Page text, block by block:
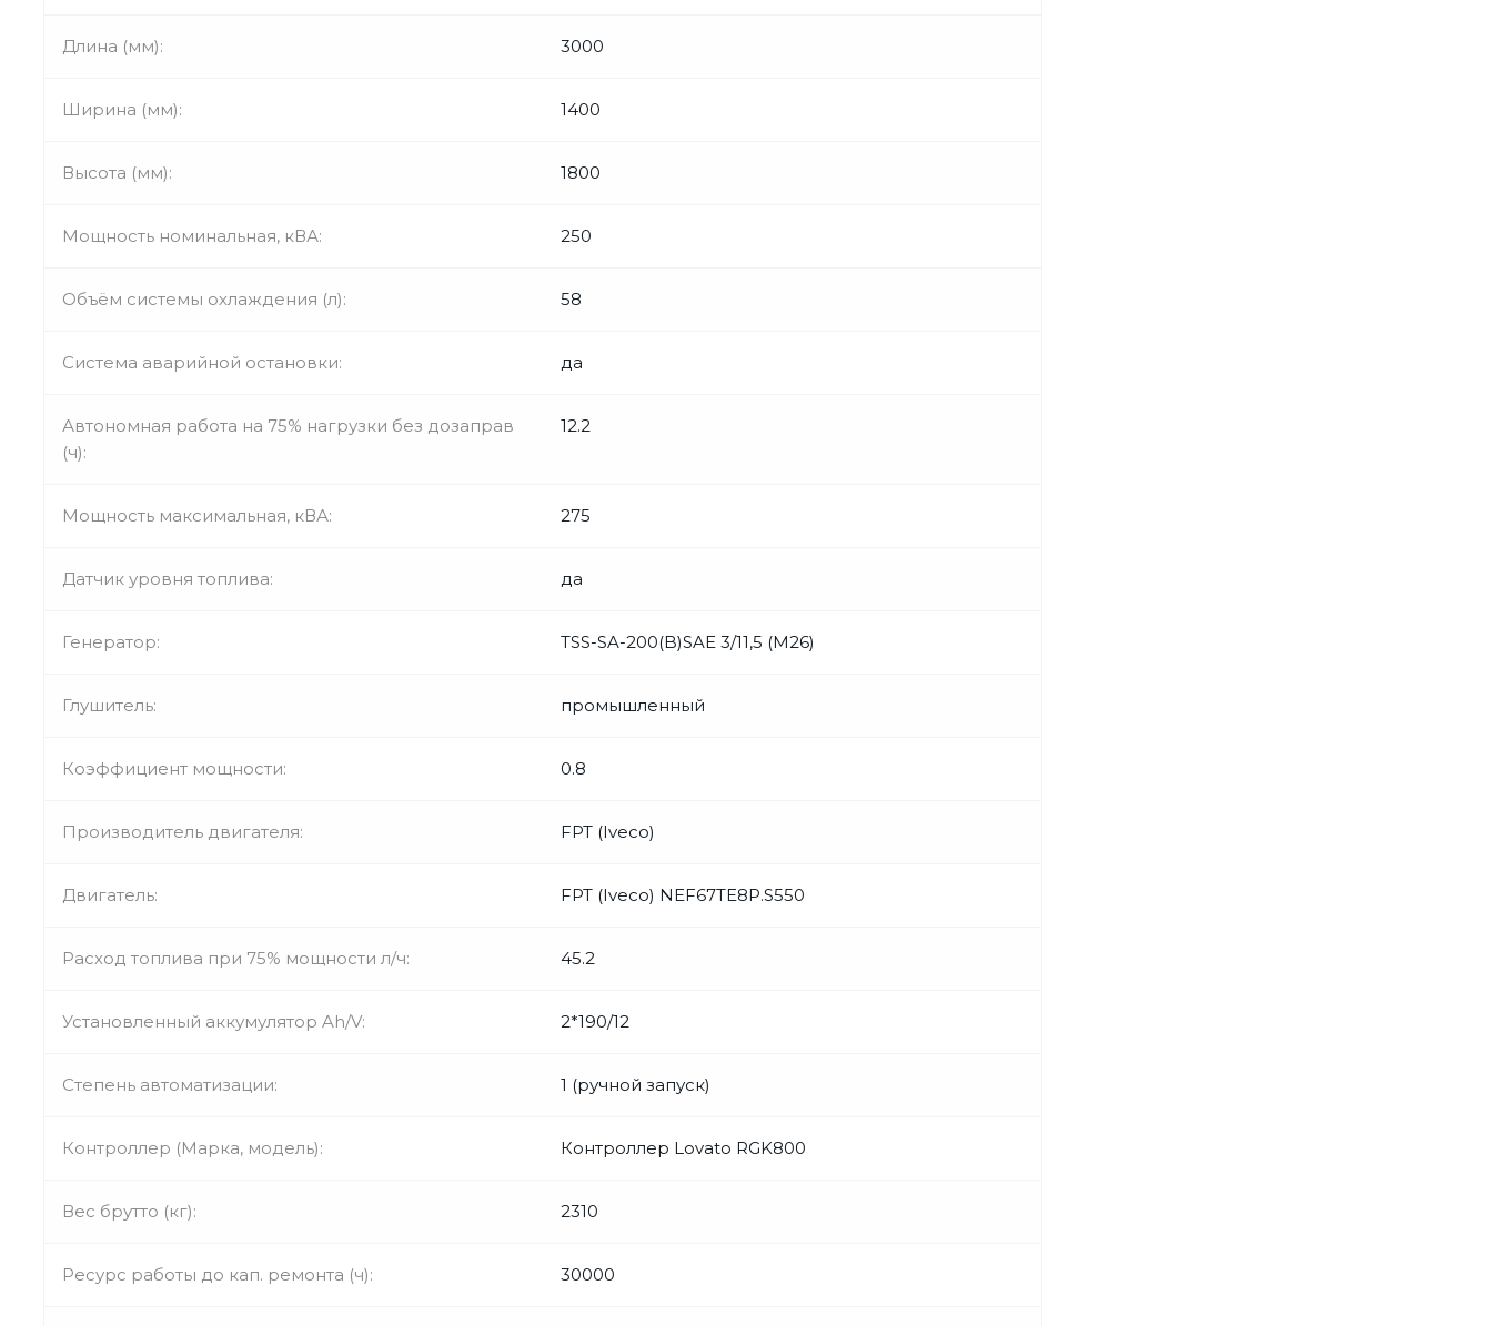
Длина (мм): 3000
Ширина (мм): 1400
Высота (мм): 1800
Мощность номинальная, кВА: 250
Объём системы охлаждения (л): 58
Система аварийной остановки: да
Автономная работа на 75% нагрузки без дозаправ
(ч):
12.2
Мощность максимальная, кВА: 275
Датчик уровня топлива: да
Генератор: TSS-SA-200(B)SAE 3/11,5 (М26)
Глушитель: промышленный
Коэффициент мощности: 0.8
Производитель двигателя: FPT (Iveco)
Двигатель: FPT (Iveco) NEF67TE8P.S550
Расход топлива при 75% мощности л/ч: 45.2
Установленный аккумулятор Ah/V: 2*190/12
Степень автоматизации: 1 (ручной запуск)
Контроллер (Марка, модель): Контроллер Lovato RGK800
Вес брутто (кг): 2310
Ресурс работы до кап. ремонта (ч): 30000